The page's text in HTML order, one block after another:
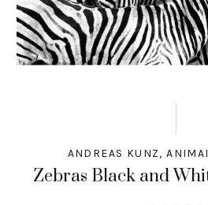
ANDREAS KUNZ,
Zebras Black and